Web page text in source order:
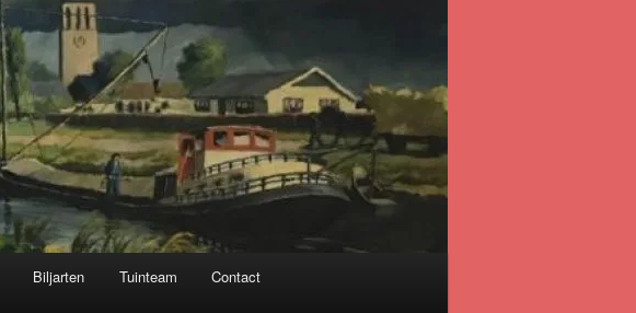
Biljarten Tuinteam Contact